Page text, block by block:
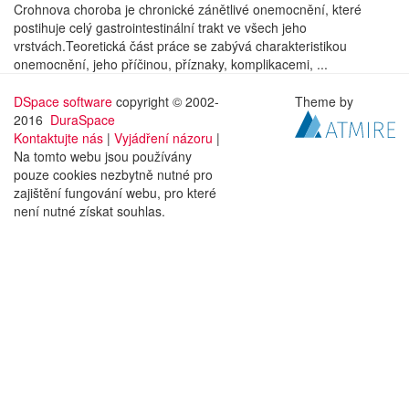
Crohnova choroba je chronické zánětlivé onemocnění, které
postihuje celý gastrointestinální trakt ve všech jeho
vrstvách.Teoretická část práce se zabývá charakteristikou
onemocnění, jeho příčinou, příznaky, komplikacemi, ...
DSpace software copyright © 2002-
2016 DuraSpace
Kontaktujte nás | Vyjádření názoru |
Na tomto webu jsou používány
pouze cookies nezbytně nutné pro
zajištění fungování webu, pro které
není nutné získat souhlas.
Theme by